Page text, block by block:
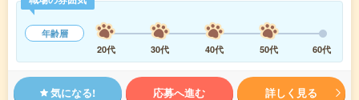
年齢層
20代
30代 40代 50代 60代
気になる! 応募へ進む 詳しく見る